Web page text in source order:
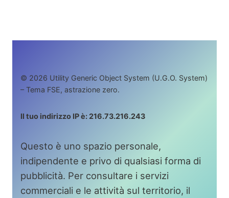
© 2026 Utility Generic Object System (U.G.O. System)
– Tema FSE, astrazione zero.
Il tuo indirizzo IP è: 216.73.216.243
Questo è uno spazio personale,
indipendente e privo di qualsiasi forma di
pubblicità. Per consultare i servizi
commerciali e le attività sul territorio, il